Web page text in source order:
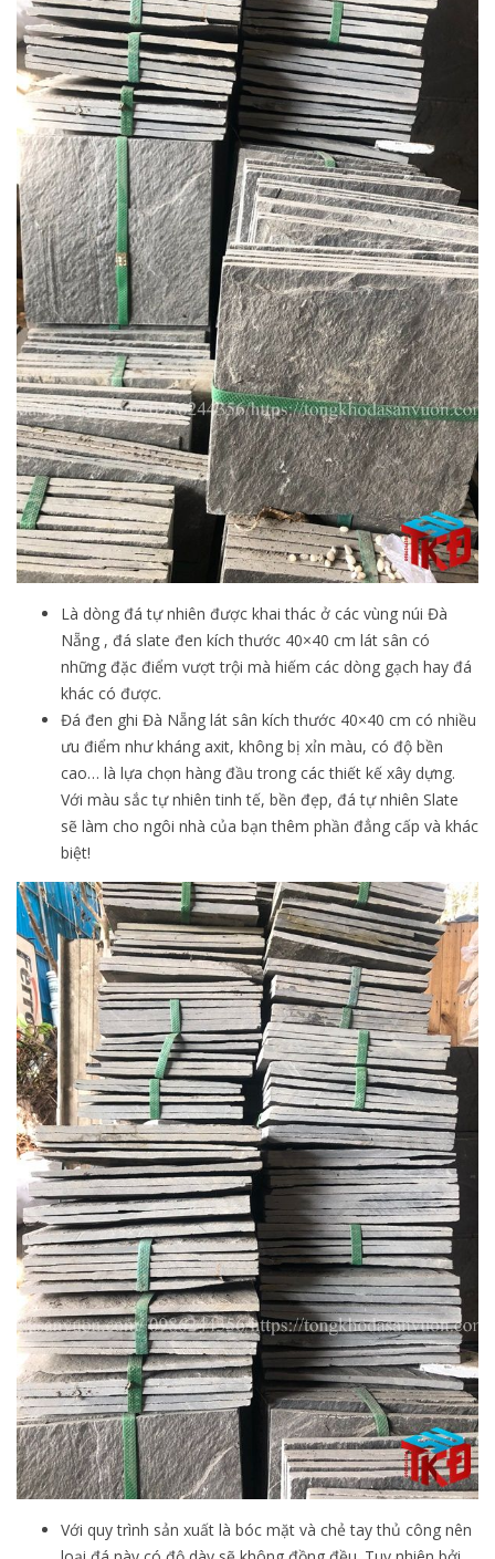
Là dòng đá tự nhiên được khai thác ở các vùng núi Đà
Nẵng , đá slate đen kích thước 40×40 cm lát sân có
những đặc điểm vượt trội mà hiếm các dòng gạch hay đá
khác có được.
Đá đen ghi Đà Nẵng lát sân kích thước 40×40 cm có nhiều
ưu điểm như kháng axit, không bị xỉn màu, có độ bền
cao… là lựa chọn hàng đầu trong các thiết kế xây dựng.
Với màu sắc tự nhiên tinh tế, bền đẹp, đá tự nhiên Slate
sẽ làm cho ngôi nhà của bạn thêm phần đẳng cấp và khác
biệt!
Với quy trình sản xuất là bóc mặt và chẻ tay thủ công nên